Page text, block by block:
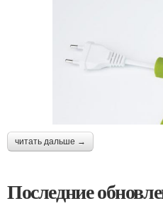
читать дальше →
Последние